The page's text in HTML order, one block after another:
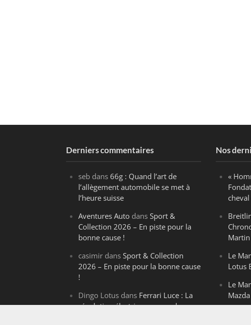
Derniers commentaires
seb dans66g : Quand l’art de
l’allègement automobile se met à
l’heure suisse
Aventures Auto dansSport &
Collection 2026 – En piste pour la
bonne cause !
casimir dansSport & Collection
2026 – En piste pour la bonne cause
!
Dingo Lotus dans Ferrari Luce : La
révolution électrique venue de
Nos
«
Le
Lotus
Le